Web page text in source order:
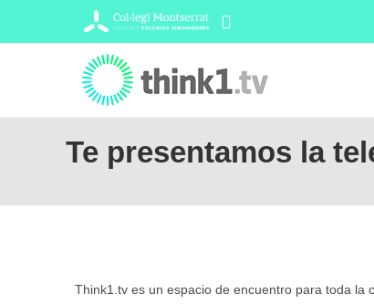
Te presentamos la
Think1.tv es un espacio de encuentro para toda la